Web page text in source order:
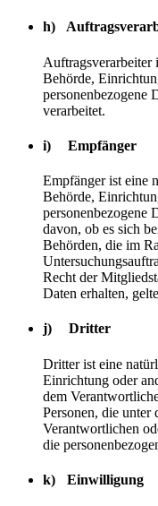
h)
Auftragsverarbeiter
Behörde,
personenbezogene
verarbeitet.
i) Empfänger
Empfänger ist eine
Behörde,
personenbezogene
davon, ob es sich
Behörden, die im
Recht der
Daten erhalten,
j) Dritter
Dritter ist eine
Einrichtung oder
dem
Personen, die unter
Verantwortlichen
die
k) Einwilligung